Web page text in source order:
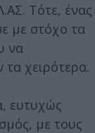
Τότε, ένας
με στόχο τα
να
χειρότερα.
ευτυχώς
με τους